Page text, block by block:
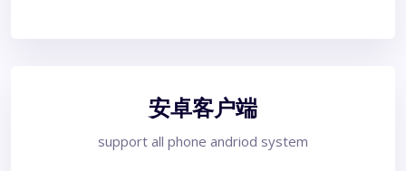
安卓客户端
support all phone andriod system